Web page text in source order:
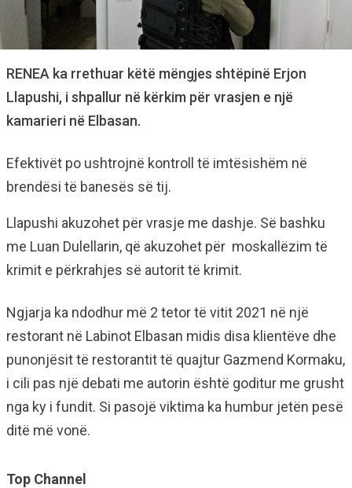
RENEA ka rrethuar këtë mëngjes shtëpinë Erjon
Llapushi, i shpallur në kërkim për vrasjen e një
kamarieri në Elbasan.
Efektivët po ushtrojnë kontroll të imtësishëm në
brendësi të banesës së tij.
Llapushi akuzohet për vrasje me dashje. Së bashku
me Luan Dulellarin, që akuzohet për moskallëzim të
krimit e përkrahjes së autorit të krimit.
Ngjarja ka ndodhur më 2 tetor të vitit 2021 në një
restorant në Labinot Elbasan midis disa klientëve dhe
punonjësit të restorantit të quajtur Gazmend Kormaku,
i cili pas një debati me autorin është goditur me grusht
nga ky i fundit. Si pasojë viktima ka humbur jetën pesë
ditë më vonë.
Top Channel